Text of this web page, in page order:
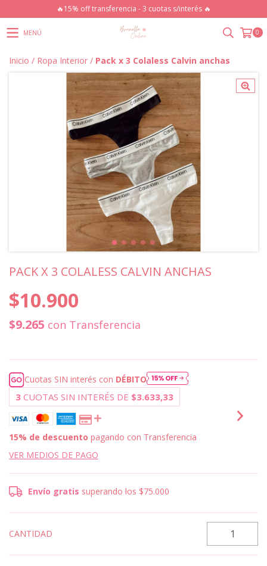
🔥15% off transferencia - 3 cuotas s/interés 🔥
MENÚ 0
Inicio / Ropa Interior / Pack x 3 Colaless Calvin anchas
PACK X 3 COLALESS CALVIN ANCHAS
$10.900
$9.265 con Transferencia
Cuotas SIN interés con DÉBITO
3 CUOTAS SIN INTERÉS DE $3.633,33
15% de descuento pagando con Transferencia
VER MEDIOS DE PAGO
Envío gratis superando los $75.000
CANTIDAD